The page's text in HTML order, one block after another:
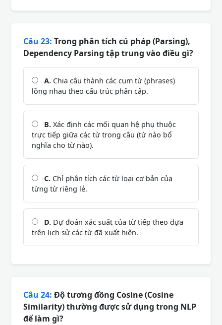
Câu 23: Trong phân tích cú pháp (Parsing),
Dependency Parsing tập trung vào điều gì?
A. Chia câu thành các cụm từ (phrases)
lồng nhau theo cấu trúc phân cấp.
B. Xác định các mối quan hệ phụ thuộc
trực tiếp giữa các từ trong câu (từ nào bổ
nghĩa cho từ nào).
C. Chỉ phân tích các từ loại cơ bản của
từng từ riêng lẻ.
D. Dự đoán xác suất của từ tiếp theo dựa
trên lịch sử các từ đã xuất hiện.
Câu 24: Độ tương đồng Cosine (Cosine
Similarity) thường được sử dụng trong NLP
để làm gì?